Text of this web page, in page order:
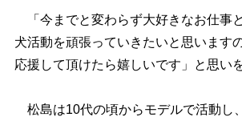
「今までと変わらず大好きなお仕事
犬活動を頑張っていきたいと思います
応援して頂けたら嬉しいです」と思い
松島は10代の頃からモデルで活動し